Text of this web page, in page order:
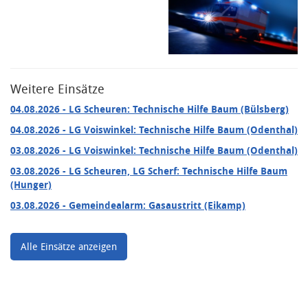
Weitere Einsätze
04.08.2026 - LG Scheuren: Technische Hilfe Baum (Bülsberg)
04.08.2026 - LG Voiswinkel: Technische Hilfe Baum (Odenthal)
03.08.2026 - LG Voiswinkel: Technische Hilfe Baum (Odenthal)
03.08.2026 - LG Scheuren, LG Scherf: Technische Hilfe Baum
(Hunger)
03.08.2026 - Gemeindealarm: Gasaustritt (Eikamp)
Alle Einsätze anzeigen